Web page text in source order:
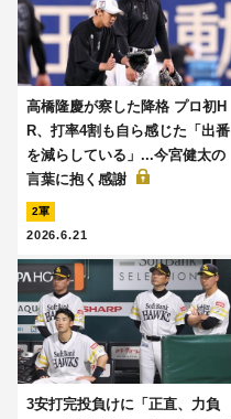
高橋隆慶が察した降格 プロ初H
R、打率4割も自ら感じた「出番
を減らしている」...今宮健太の
言葉に抱く感謝
2軍
2026.6.21
3安打完投負けに「正直、力負